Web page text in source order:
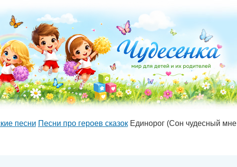
песни Песни про героев сказокЕдинорог (Сон чудесный мне